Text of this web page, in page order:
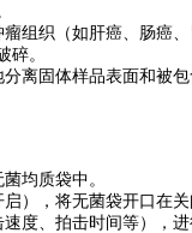
组织（如肝癌、肠癌
碎。
离固体样品表面和被
均质袋中。
），将无菌袋开口在关
度、拍击时间等），进